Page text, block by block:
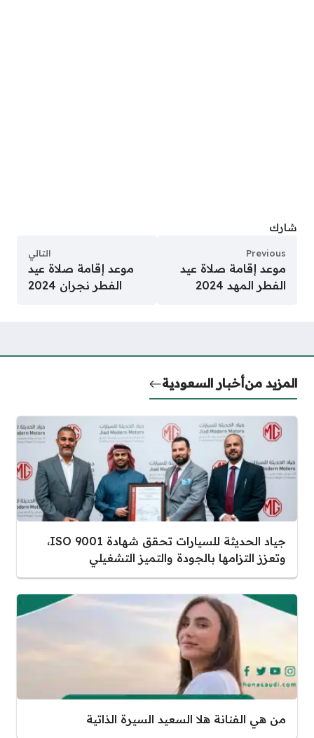
موعد إقامة صلاة عيد
الفطر نجران 2024
جياد الحديثة للسيارات تحقق شهادة ISO 9001،
والتميز التشغيلي
السعيد السيرة الذاتية